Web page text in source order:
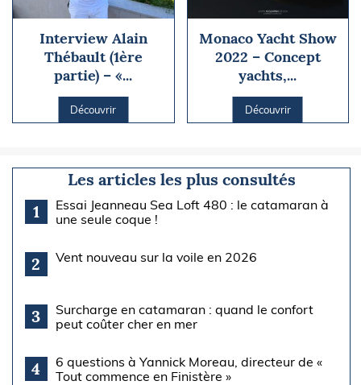
Interview Alain
Thébault (1ère
partie) – «...
Découvrir
Monaco Yacht Show
2022 – Concept
yachts,...
Découvrir
Les articles les plus consultés
1
Essai Jeanneau Sea Loft 480 : le catamaran à
une seule coque !
2 Vent nouveau sur la voile en 2026
3
Surcharge en catamaran : quand le confort
peut coûter cher en mer
4
6 questions à Yannick Moreau, directeur de «
Tout commence en Finistère »